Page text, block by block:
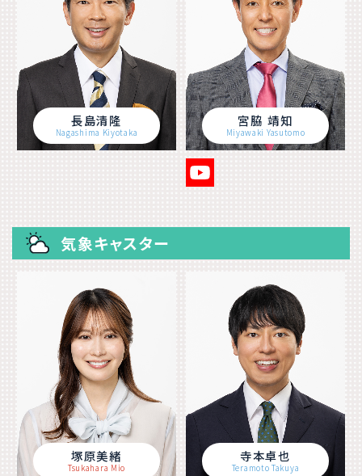
長島清隆
Nagashima Kiyotaka
宮脇 靖知
Miyawaki Yasutomo
気象キャスター
塚原美緒
Tsukahara Mio
寺本卓也
Teramoto Takuya